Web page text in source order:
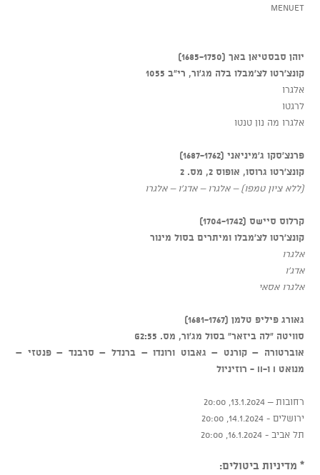
Menuet
יוהן סבסטיאן באך (1685-1750)
קונצ'רטו לצ'מבלו בלה מג'ור, רי"ב 1055
אלגרו
לרגטו
אלגרו מה נון טנטו
פרנצ'סקו ג'מיניאני (1687-1762)
קונצ'רטו גרוסו, אופוס 2, מס. 2
(ללא ציון טמפו) – אלגרו – אדג'ו – אלגרו
קרלוס סיישס (1704-1742)
קונצ'רטו לצ'מבלו ומיתרים בסול מינור
אלגרו
אדג'ו
אלגרו אסאי
גאורג פיליפ טלמן (1681-1767)
סוויטה "לה ביזאר" בסול מג'ור, מס. 55:G2
אוברטורה – קורנט – גאבוט ורונדו – ברנדל – סרבנד – פנטזי –
מנואט I ו-II - רוזיניול
רחובות – 13.1.2024, 20:00
ירושלים - 14.1.2024, 20:00
תל אביב - 16.1.2024, 20:00
* מדיניות ביטולים: